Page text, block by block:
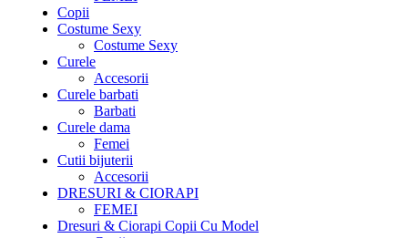
Copii
Costume Sexy
Costume Sexy
Curele
Accesorii
Curele barbati
Barbati
Curele dama
Femei
Cutii bijuterii
Accesorii
DRESURI & CIORAPI
FEMEI
Dresuri & Ciorapi Copii Cu Model